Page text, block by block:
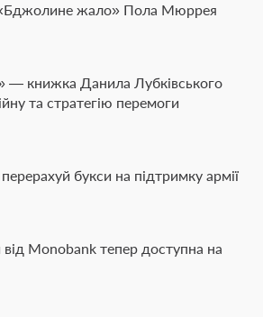
жало» Пола Мюррея
— книжка Данила Лубківського
та стратегію перемоги
букси на підтримку армії
Monobank тепер доступна на